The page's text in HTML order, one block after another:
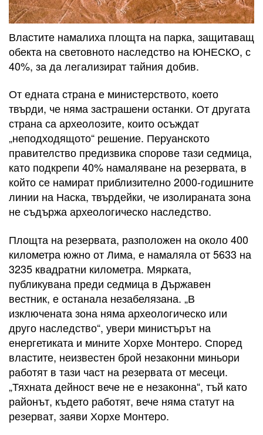
Властите намалиха площта на парка, защитаващ
обекта на световното наследство на ЮНЕСКО, с
40%, за да легализират тайния добив.
От едната страна е министерството, което
твърди, че няма застрашени останки. От другата
страна са археолозите, които осъждат
„неподходящото“ решение. Перуанското
правителство предизвика спорове тази седмица,
като подкрепи 40% намаляване на резервата, в
който се намират приблизително 2000-годишните
линии на Наска, твърдейки, че изолираната зона
не съдържа археологическо наследство.
Площта на резервата, разположен на около 400
километра южно от Лима, е намаляла от 5633 на
3235 квадратни километра. Мярката,
публикувана преди седмица в Държавен
вестник, е останала незабелязана. „В
изключената зона няма археологическо или
друго наследство“, увери министърът на
енергетиката и мините Хорхе Монтеро. Според
властите, неизвестен брой незаконни миньори
работят в тази част на резервата от месеци.
„Тяхната дейност вече не е незаконна“, тъй като
районът, където работят, вече няма статут на
резерват, заяви Хорхе Монтеро.